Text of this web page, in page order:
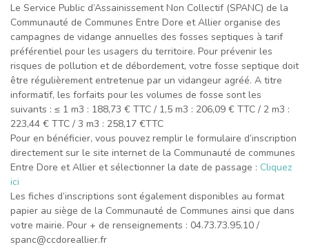
Le Service Public d’Assainissement Non Collectif (SPANC) de la
Communauté de Communes Entre Dore et Allier organise des
campagnes de vidange annuelles des fosses septiques à tarif
préférentiel pour les usagers du territoire. Pour prévenir les
risques de pollution et de débordement, votre fosse septique doit
être régulièrement entretenue par un vidangeur agréé. A titre
informatif, les forfaits pour les volumes de fosse sont les
suivants : ≤ 1 m3 : 188,73 € TTC / 1,5 m3 : 206,09 € TTC / 2 m3 :
223,44 € TTC / 3 m3 : 258,17 €TTC
Pour en bénéficier, vous pouvez remplir le formulaire d’inscription
directement sur le site internet de la Communauté de communes
Entre Dore et Allier et sélectionner la date de passage : Cliquez
ici
Les fiches d’inscriptions sont également disponibles au format
papier au siège de la Communauté de Communes ainsi que dans
votre mairie. Pour + de renseignements : 04.73.73.95.10 /
spanc@ccdoreallier.fr